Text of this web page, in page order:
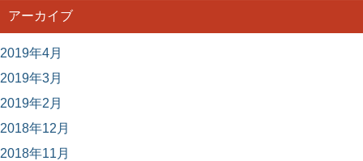
アーカイブ
2019年4月
2019年3月
2019年2月
2018年12月
2018年11月